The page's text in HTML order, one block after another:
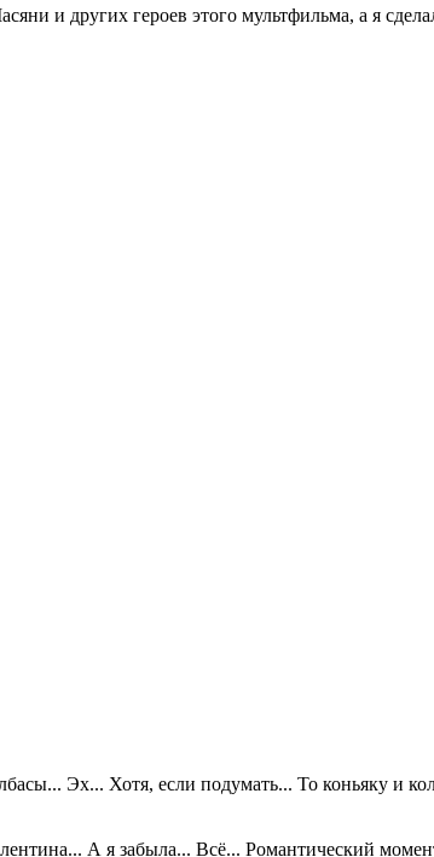
и других героев этого мультфильма, а я
Эх... Хотя, если подумать... То коньяку и
А я забыла... Всё... Романтический